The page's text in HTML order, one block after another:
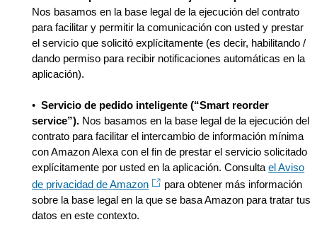
Nos basamos en la base legal de la ejecución del contrato
para facilitar y permitir la comunicación con usted y prestar
el servicio que solicitó explícitamente (es decir, habilitando /
dando permiso para recibir notificaciones automáticas en la
aplicación).
• Servicio de pedido inteligente (“Smart reorder
service”). Nos basamos en la base legal de la ejecución del
contrato para facilitar el intercambio de información mínima
con Amazon Alexa con el fin de prestar el servicio solicitado
explícitamente por usted en la aplicación. Consultael Aviso
de privacidad de Amazon
para obtener más información
sobre la base legal en la que se basa Amazon para tratar tus
datos en este contexto.